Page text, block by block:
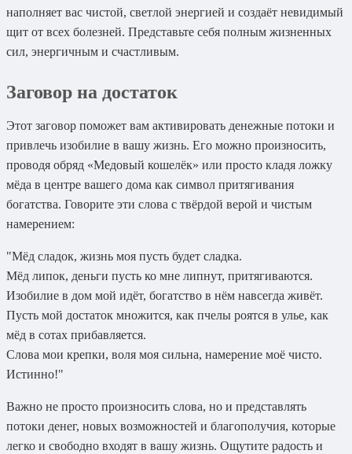
наполняет вас чистой, светлой энергией и создаёт невидимый
щит от всех болезней. Представьте себя полным жизненных
сил, энергичным и счастливым.
Заговор на достаток
Этот заговор поможет вам активировать денежные потоки и
привлечь изобилие в вашу жизнь. Его можно произносить,
проводя обряд «Медовый кошелёк» или просто кладя ложку
мёда в центре вашего дома как символ притягивания
богатства. Говорите эти слова с твёрдой верой и чистым
намерением:
"Мёд сладок, жизнь моя пусть будет сладка.
Мёд липок, деньги пусть ко мне липнут, притягиваются.
Изобилие в дом мой идёт, богатство в нём навсегда живёт.
Пусть мой достаток множится, как пчелы роятся в улье, как
мёд в сотах прибавляется.
Слова мои крепки, воля моя сильна, намерение моё чисто.
Истинно!"
Важно не просто произносить слова, но и представлять
потоки денег, новых возможностей и благополучия, которые
легко и свободно входят в вашу жизнь. Ощутите радость и